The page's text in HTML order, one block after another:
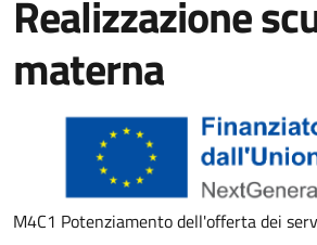
Realizzazione
materna
M4C1 Potenziamento dell'offerta dei